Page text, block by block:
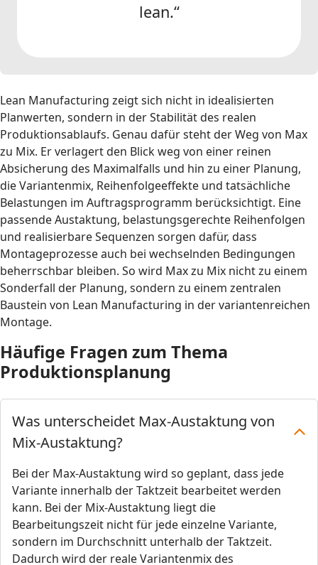
lean.“
Lean Manufacturing zeigt sich nicht in idealisierten
Planwerten, sondern in der Stabilität des realen
Produktionsablaufs. Genau dafür steht der Weg von Max
zu Mix. Er verlagert den Blick weg von einer reinen
Absicherung des Maximalfalls und hin zu einer Planung,
die Variantenmix, Reihenfolgeeffekte und tatsächliche
Belastungen im Auftragsprogramm berücksichtigt. Eine
passende Austaktung, belastungsgerechte Reihenfolgen
und realisierbare Sequenzen sorgen dafür, dass
Montageprozesse auch bei wechselnden Bedingungen
beherrschbar bleiben. So wird Max zu Mix nicht zu einem
Sonderfall der Planung, sondern zu einem zentralen
Baustein von Lean Manufacturing in der variantenreichen
Montage.
Häufige Fragen zum Thema
Produktionsplanung
Was unterscheidet Max-Austaktung von
Mix-Austaktung?
Bei der Max-Austaktung wird so geplant, dass jede
Variante innerhalb der Taktzeit bearbeitet werden
kann. Bei der Mix-Austaktung liegt die
Bearbeitungszeit nicht für jede einzelne Variante,
sondern im Durchschnitt unterhalb der Taktzeit.
Dadurch wird der reale Variantenmix des